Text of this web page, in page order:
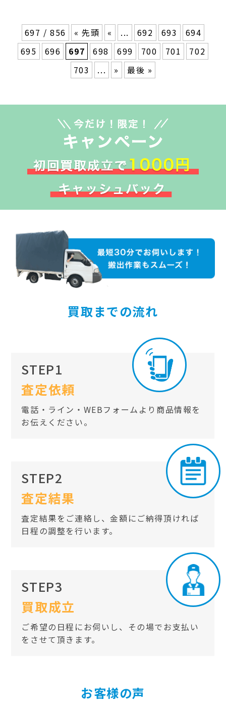
697 / 856 « 先頭 « ... 692 693
694
695
696 697 698 699 700 701
702
703
... » 最後 »
買取までの流れ
STEP1
査定依頼
電話・ライン・WEBフォームより商品情報を
お伝えください。
STEP2
査定結果
査定結果をご連絡し、金額にご納得頂ければ
日程の調整を行います。
STEP3
買取成立
ご希望の日程にお伺いし、その場でお支払い
をさせて頂きます。
お客様の声